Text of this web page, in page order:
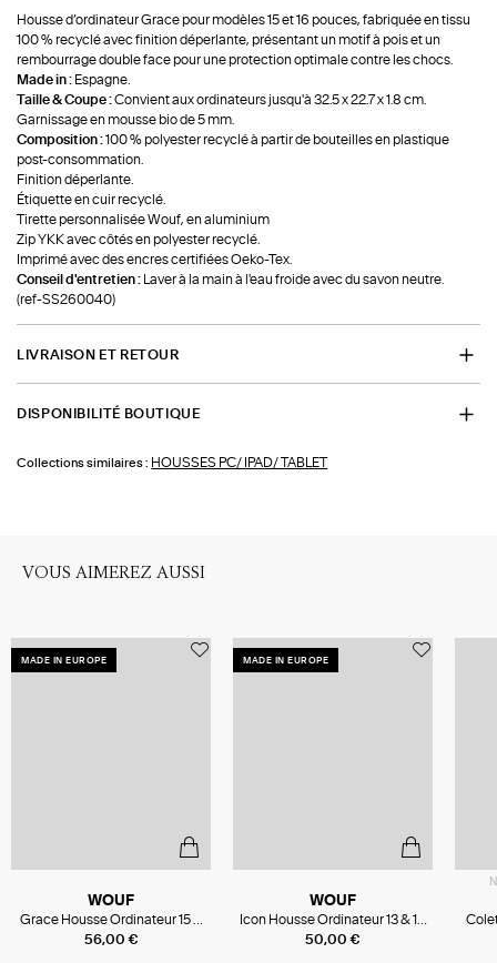
Housse d’ordinateur Grace pour modèles 15 et 16 pouces, fabriquée en tissu
100 % recyclé avec finition déperlante, présentant un motif à pois et un
rembourrage double face pour une protection optimale contre les chocs.
Made in : Espagne.
Taille & Coupe :Convient aux ordinateurs jusqu'à 32.5 x 22.7 x 1.8 cm.
Garnissage en mousse bio de 5 mm.
Composition :100 % polyester recyclé à partir de bouteilles en plastique
post-consommation.
Finition déperlante.
Étiquette en cuir recyclé.
Tirette personnalisée Wouf, en aluminium
Zip YKK avec côtés en polyester recyclé.
Imprimé avec des encres certifiées Oeko-Tex.
Conseil d'entretien :
Laver à la main à l'eau froide avec du savon neutre.
(ref-SS260040)
LIVRAISON ET RETOUR
DISPONIBILITÉ BOUTIQUE
Collections similaires : HOUSSES PC/ IPAD/ TABLET
VOUS AIMEREZ AUSSI
MADE IN EUROPE
56,00 €
WOUF
Grace Housse Ordinateur 15 &
16 Pouces
MADE IN EUROPE
50,00 €
WOUF
Icon Housse Ordinateur 13 & 14
Pouces